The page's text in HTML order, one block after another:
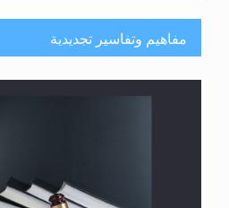
هل يُحسب حول الزكاة وفق السنة
مفاهيم وتفاسير تجديدية